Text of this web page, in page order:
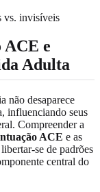
ACE e
Adulta
não desaparece
influenciando seus
Compreender a
ACE e as
se de padrões
central do